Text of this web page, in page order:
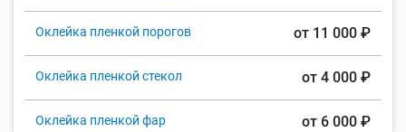
Оклейка пленкой порогов от 11 000 ₽
Оклейка пленкой стекол от 4 000 ₽
Оклейка пленкой фар от 6 000 ₽